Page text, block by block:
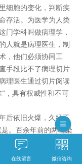
细胞的变化，判断疾
存活。为医学为人类
门学科叫做病理学，
人就是病理医生，制
，他们必须协同工
手段比不了病理切片
理医生通过切片阅读
，具有权威性和不可
后依旧火爆，久经不
。百余年前的两种染
用最初未改；显微镜
在线留言 微信咨询